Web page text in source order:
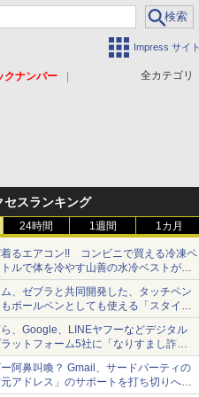
Impress サイト
全カテゴリ
クナンバー
セスランキング
24時間 1週間 1カ月
着るエアコン!! コンビニで買える冷凍ペ
ルで体を冷やす山善の水冷ベストがロ
クにちょうどいい【ぼっち・ざ・ろー
14】【空いた時間でなにしてる？】
、ゼブラと共同開発した、タッチペン
ボールペンとしても使える「スタイラ
ェイ」発売 iPadにも紙にも、持ち替
き込める
、Google、LINEヤフーなどデジタル
ットフォーム5社に「なりすまし詐欺
策強化を要請 著名人の写真や映像を
資詐欺などへの対策として
阿鼻叫喚？ Gmail、サードパーティの
元アドレス」のサポートを打ち切りへ